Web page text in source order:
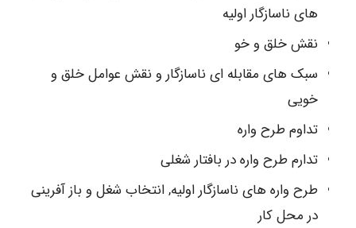
های ناسازگار اولیه
نقش خلق و خو
سبک های مقابله ای ناسازگار و نقش عوامل خلق و
خویی
تداوم طرح واره
تدارم طرح واره در بافتار شغلی
طرح واره های ناسازگار اولیه, انتخاب شغل و باز آفرینی
در محل کار